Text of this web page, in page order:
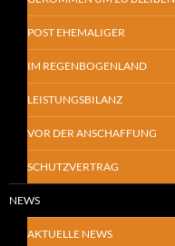
POST EHEMALIGER
IM REGENBOGENLAND
LEISTUNGSBILANZ
VOR DER ANSCHAFFUNG
SCHUTZVERTRAG
NEWS
AKTUELLE NEWS